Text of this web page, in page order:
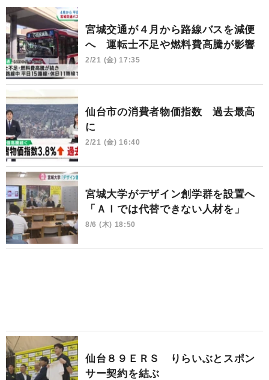
宮城交通が４月から路線バスを減便
へ 運転士不足や燃料費高騰が影響
2/21 (金) 17:35
仙台市の消費者物価指数 過去最高
に
2/21 (金) 16:40
宮城大学がデザイン創学群を設置へ
「ＡＩでは代替できない人材を」
8/6 (木) 18:50
仙台８９ＥＲＳ りらいぶとスポン
サー契約を結ぶ